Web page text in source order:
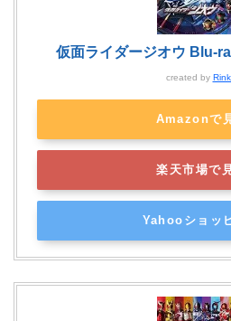
仮面ライダージオウ Blu-
created by
Amazonで
楽天市場で
Yahooショッ